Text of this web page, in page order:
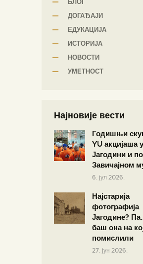
ДОГАЂАЈИ
ЕДУКАЦИЈА
ИСТОРИЈА
НОВОСТИ
УМЕТНОСТ
Најновије вести
Годишњи
YU акцијаша у
Јагодини и
Завичајном
6. јул 2026.
Најстарија
фотографија
Јагодине?
баш она на
помислили
27. јун 2026.